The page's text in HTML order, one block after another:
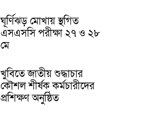
ঘূর্ণিঝড় মোখায় স্থগিত
এসএসসি পরীক্ষা ২৭ ও ২৮
মে
খুবিতে জাতীয় শুদ্ধাচার
কৌশল শীর্ষক কর্মচারীদের
প্রশিক্ষণ অনুষ্ঠিত